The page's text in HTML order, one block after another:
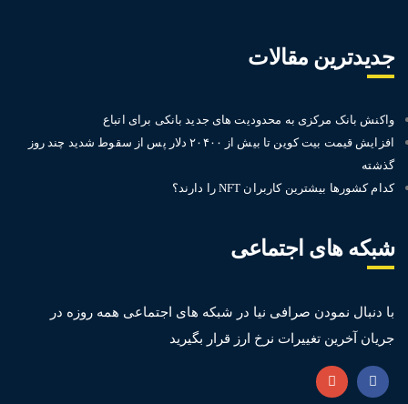
جدیدترین مقالات
واکنش بانک مرکزی به محدودیت های جدید بانکی برای اتباع
افزایش قیمت بیت کوین تا بیش‌ از ۲۰۴۰۰ دلار پس از سقوط شدید چند روز
گذشته
کدام کشورها بیشترین کاربران NFT را دارند؟
شبکه های اجتماعی
با دنبال نمودن صرافی نیا در شبکه های اجتماعی همه روزه در
جریان آخرین تغییرات نرخ ارز قرار بگیرید